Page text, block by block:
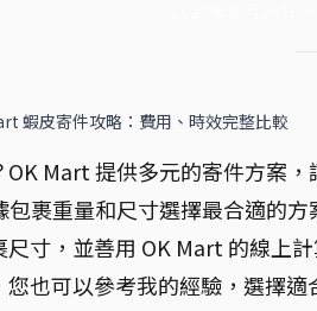
蝦皮寄件攻略：費用、時效完整比較
Mart 提供多元的寄件方案
裹重量和尺寸選擇最合適的
寸，並善用 OK Mart 的線上
也可以參考我的經驗，選擇